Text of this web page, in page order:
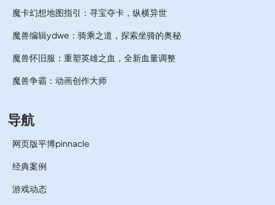
魔卡幻想地图指引：寻宝夺卡，纵横异世
魔兽编辑ydwe：骑乘之道，探索坐骑的奥秘
魔兽怀旧服：重塑英雄之血，全新血量调整
魔兽争霸：动画创作大师
导航
网页版平博pinnacle
经典案例
游戏动态